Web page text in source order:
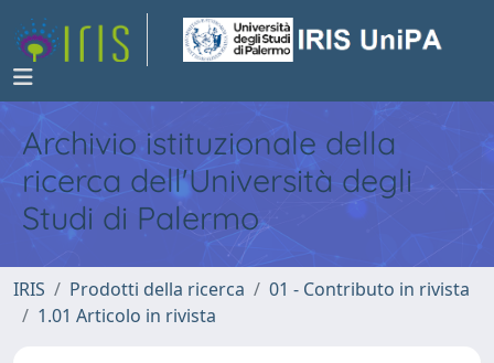
Archivio istituzionale della
ricerca dell'Università degli
Studi di Palermo
IRIS Prodotti della ricerca
01 - Contributo in rivista
1.01 Articolo in rivista